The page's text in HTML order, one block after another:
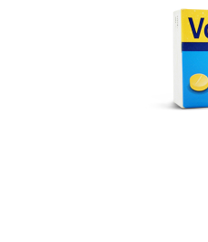
Diarreia, Cólicas e Obstipação